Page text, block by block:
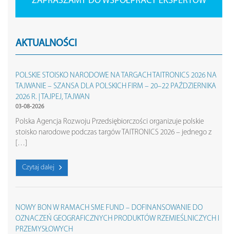
AKTUALNOŚCI
POLSKIE STOISKO NARODOWE NA TARGACH TAITRONICS 2026 NA
TAJWANIE – SZANSA DLA POLSKICH FIRM – 20–22 PAŹDZIERNIKA
2026 R. | TAJPEJ, TAJWAN
03-08-2026
Polska Agencja Rozwoju Przedsiębiorczości organizuje polskie
stoisko narodowe podczas targów TAITRONICS 2026 – jednego z
[…]
Czytaj dalej
NOWY BON W RAMACH SME FUND – DOFINANSOWANIE DO
OZNACZEŃ GEOGRAFICZNYCH PRODUKTÓW RZEMIEŚLNICZYCH I
PRZEMYSŁOWYCH